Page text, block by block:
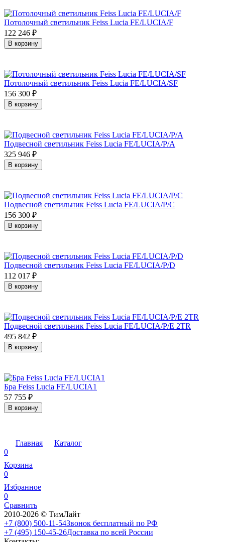
Потолочный светильник Feiss Lucia FE/LUCIA/F
122 246 ₽
В корзину
Потолочный светильник Feiss Lucia FE/LUCIA/SF
156 300 ₽
В корзину
Подвесной светильник Feiss Lucia FE/LUCIA/P/A
325 946 ₽
В корзину
Подвесной светильник Feiss Lucia FE/LUCIA/P/C
156 300 ₽
В корзину
Подвесной светильник Feiss Lucia FE/LUCIA/P/D
112 017 ₽
В корзину
Подвесной светильник Feiss Lucia FE/LUCIA/P/E 2TR
495 842 ₽
В корзину
Бра Feiss Lucia FE/LUCIA1
57 755 ₽
В корзину
Главная
Каталог
0
Корзина
0
Избранное
0
Сравнить
2010-2026 © ТимЛайт
+7 (800) 500-11-54Звонок бесплатный по РФ
+7 (495) 150-45-26Доставка по всей России